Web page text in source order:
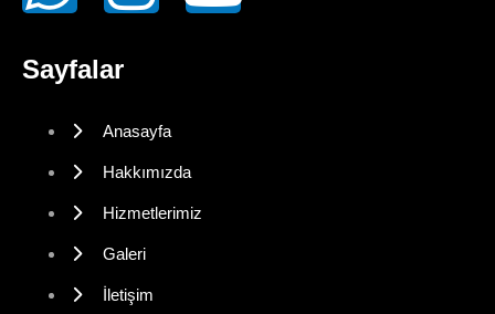
Sayfalar
Anasayfa
Hakkımızda
Hizmetlerimiz
Galeri
İletişim